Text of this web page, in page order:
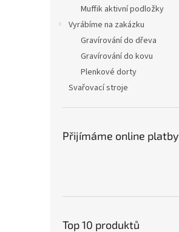
Muffik aktivní podložky
Vyrábíme na zakázku
Gravírování do dřeva
Gravírování do kovu
Plenkové dorty
Svařovací stroje
Přijímáme online platby
Top 10 produktů